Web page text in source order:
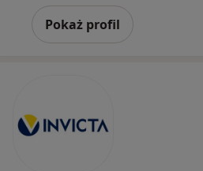
Pokaż profil